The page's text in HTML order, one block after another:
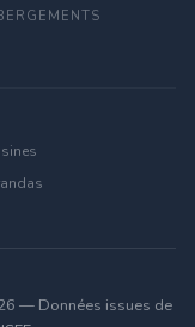
— Données issues de